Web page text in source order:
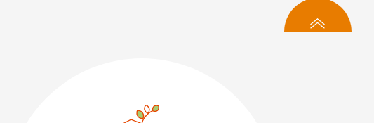
まずはお気軽にご相談ください